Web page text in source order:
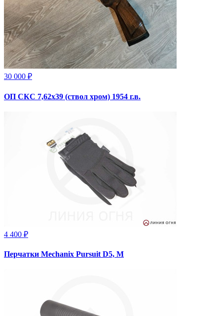
30 000 ₽
ОП СКС 7,62х39 (ствол хром) 1954 г.в.
4 400 ₽
Перчатки Mechanix Pursuit D5, M